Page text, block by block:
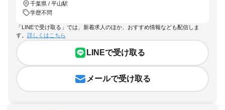
千葉県 / 平山駅
学歴不問
「LINEで受け取る」では、新着求人のほか、おすすめ情報なども配信しま
す。 詳しくはこちら
LINEで受け取る
メールで受け取る